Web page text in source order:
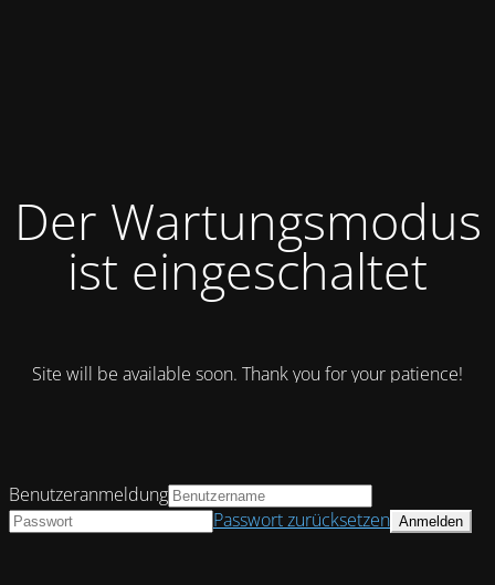
Der Wartungsmodus
ist eingeschaltet
Site will be available soon. Thank you for your patience!
Benutzeranmeldung
Passwort zurücksetzen